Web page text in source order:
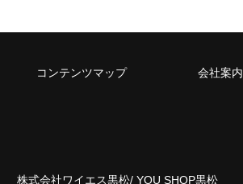
コンテンツマップ 会社案内
株式会社ワイエス黒松/ YOU SHOP黒松